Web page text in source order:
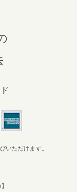
！年末年始スペシ
評価を受賞しまし
る！秋の暮らし
いただけます。